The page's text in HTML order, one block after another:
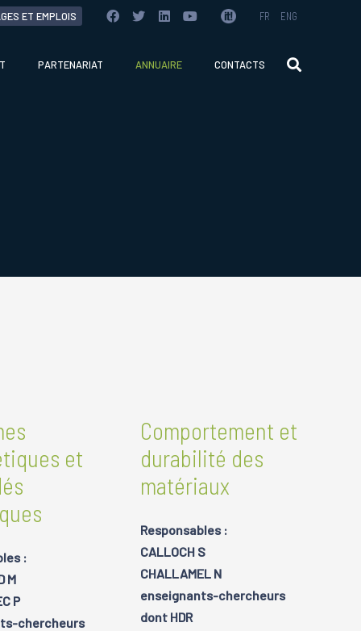
ET EMPLOIS FR ENG
PARTENARIAT ANNUAIRE CONTACTS
et
:
M
P
chercheurs
Comportement et
durabilité des
matériaux
Responsables :
CALLOCH S
CHALLAMEL N
enseignants-chercheurs
dont HDR